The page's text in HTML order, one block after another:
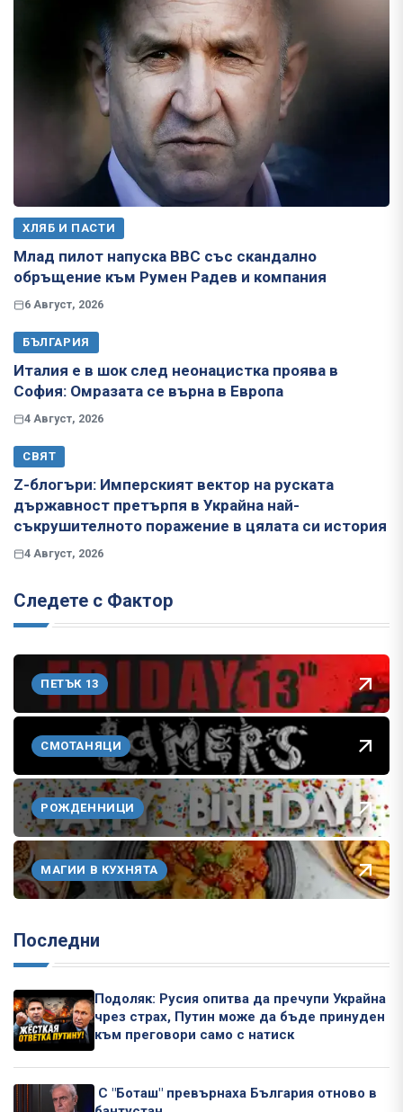
ХЛЯБ И ПАСТИ
Млад пилот напуска ВВС със скандално
обръщение към Румен Радев и компания
6 Август, 2026
БЪЛГАРИЯ
Италия е в шок след неонацистка проява в
София: Омразата се върна в Европа
4 Август, 2026
СВЯТ
Z-блогъри: Имперският вектор на руската
държавност претърпя в Украйна най-
съкрушителното поражение в цялата си история
4 Август, 2026
Следете с Фактор
ПЕТЪК 13
СМОТАНЯЦИ
РОЖДЕННИЦИ
МАГИИ В КУХНЯТА
Последни
Подоляк: Русия опитва да пречупи Украйна
чрез страх, Путин може да бъде принуден
към преговори само с натиск
С "Боташ" превърнаха България отново в